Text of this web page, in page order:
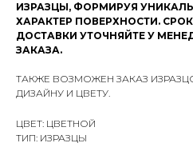
ИЗРАЗЦЫ, ФОРМИРУЯ
ХАРАКТЕР ПОВЕРХНОСТИ.
ДОСТАВКИ УТОЧНЯЙТЕ У
ЗАКАЗА.
ТАКЖЕ ВОЗМОЖЕН ЗАКАЗ
ДИЗАЙНУ И ЦВЕТУ.
ЦВЕТ: ЦВЕТНОЙ
ТИП: ИЗРАЗЦЫ